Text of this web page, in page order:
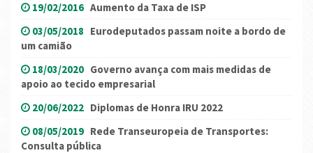
19/02/2016 Aumento da Taxa de ISP
03/05/2018 Eurodeputados passam noite a bordo de
um camião
18/03/2020 Governo avança com mais medidas de
apoio ao tecido empresarial
20/06/2022 Diplomas de Honra IRU 2022
08/05/2019 Rede Transeuropeia de Transportes:
Consulta pública